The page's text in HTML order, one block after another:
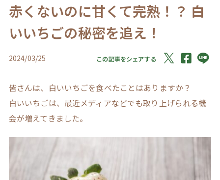
赤くないのに甘くて完熟！？ 白
いいちごの秘密を追え！
2024/03/25 この記事をシェアする
皆さんは、白いいちごを食べたことはありますか？
白いいちごは、最近メディアなどでも取り上げられる機
会が増えてきました。